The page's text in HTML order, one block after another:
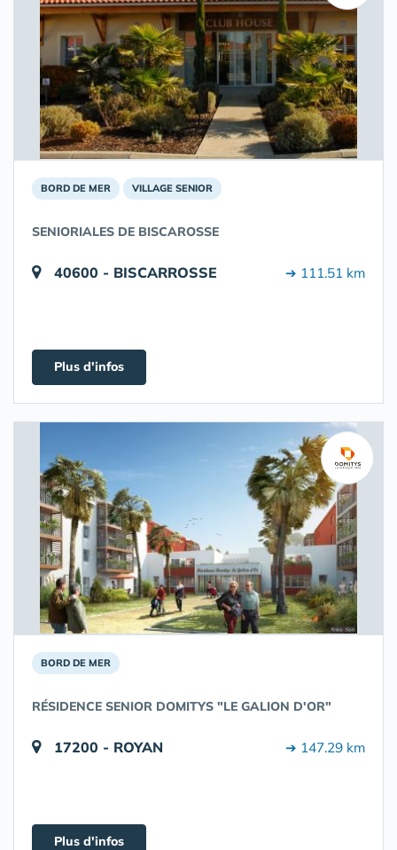
BORD DE MER VILLAGE SENIOR
SENIORIALES DE BISCAROSSE
40600 - BISCARROSSE ➔ 111.51 km
Plus d'infos
BORD DE MER
RÉSIDENCE SENIOR DOMITYS "LE GALION D'OR"
17200 - ROYAN ➔ 147.29 km
Plus d'infos